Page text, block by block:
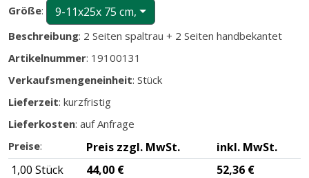
Größe: 9-11x25x 75 cm,
Beschreibung: 2 Seiten spaltrau + 2 Seiten handbekantet
Artikelnummer: 19100131
Verkaufsmengeneinheit: Stück
Lieferzeit: kurzfristig
Lieferkosten: auf Anfrage
Preise: Preis zzgl. MwSt.
inkl. MwSt.
1,00 Stück
44,00 € 52,36 €
fe_typo_user
Zweck:
Wird für die unverwechselbare Identifizierung eines
bessere Bedienerführung, z.B. bei den Formularen
und im Sortiment
Cookie Laufzeit:
Dieser Cookie wird beim Schließen des Browsers
gelöscht (Sitzungscookie)